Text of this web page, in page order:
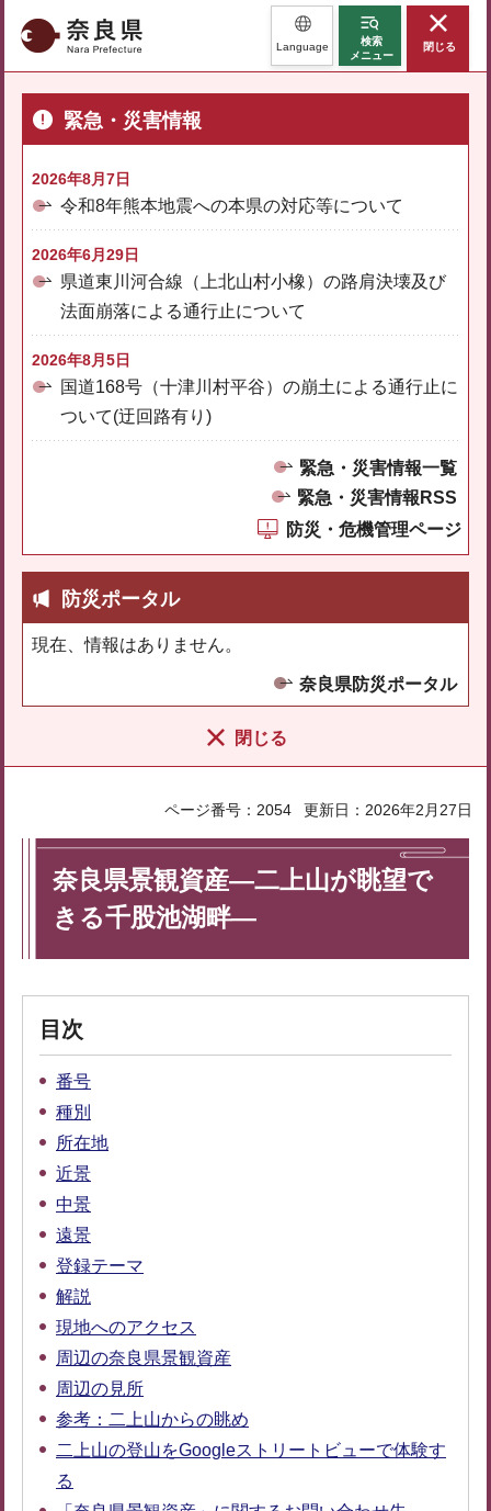
奈良県 Language
検索
メニュー
閉じる
緊急・災害情報
2026年8月7日
令和8年熊本地震への本県の対応等について
2026年6月29日
県道東川河合線（上北山村小橡）の路肩決壊及び
法面崩落による通行止について
2026年8月5日
国道168号（十津川村平谷）の崩土による通行止に
ついて(迂回路有り)
緊急・災害情報一覧
緊急・災害情報RSS
防災・危機管理ページ
防災ポータル
現在、情報はありません。
奈良県防災ポータル
閉じる
ページ番号：2054 更新日：2026年2月27日
奈良県景観資産―二上山が眺望で
きる千股池湖畔―
目次
番号
種別
所在地
近景
中景
遠景
登録テーマ
解説
現地へのアクセス
周辺の奈良県景観資産
周辺の見所
参考：二上山からの眺め
二上山の登山をGoogleストリートビューで体験す
る